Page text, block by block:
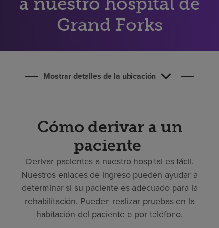
Grand Forks
Mostrar detalles de la ubicación
Cómo derivar a un
paciente
Derivar pacientes a nuestro hospital es fácil.
Nuestros enlaces de ingreso pueden ayudar a
determinar si su paciente es adecuado para la
rehabilitación. Pueden realizar pruebas en la
habitación del paciente o por teléfono.